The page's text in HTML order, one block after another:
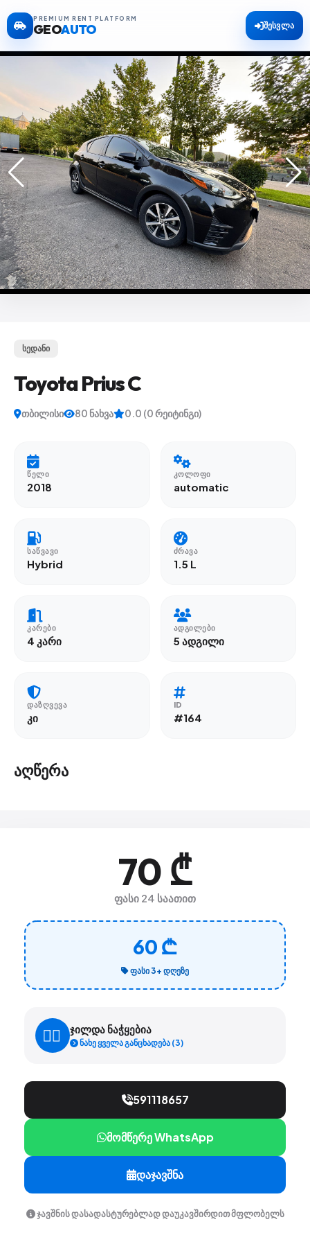
PREMIUM RENT PLATFORM
GEOAUTO შესვლა
სედანი
Toyota Prius C
თბილისი 80 ნახვა 0.0 (0 რეიტინგი)
ᲬᲔᲚᲘ
2018
ᲙᲝᲚᲝᲤᲘ
automatic
ᲡᲐᲬᲕᲐᲕᲘ
Hybrid
ᲫᲠᲐᲕᲐ
1.5 L
ᲙᲐᲠᲔᲑᲘ
4 კარი
ᲐᲓᲒᲘᲚᲔᲑᲘ
5 ადგილი
ᲓᲐᲖᲦᲕᲔᲕᲐ
კი
ID
#164
აღწერა
70 ₾
ფასი 24 საათით
60 ₾
ᲤᲐᲡᲘ 3+ ᲓᲦᲔᲖᲔ
ჯილდა ნაჭყებია
ნახე ყველა განცხადება (3)
591118657
მომწერე WhatsApp
დაჯავშნა
ჯავშნის დასადასტურებლად დაუკავშირდით მფლობელს